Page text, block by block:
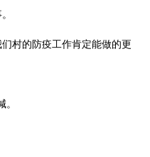
村的防疫工作肯定能做的更